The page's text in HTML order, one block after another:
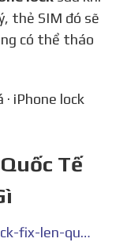
thẻ SIM đó sẽ
có thể tháo
· iPhone lock
Tế
https://in4tintuc.com/iphone-lock-fix-len-quoc-te-la-gi/